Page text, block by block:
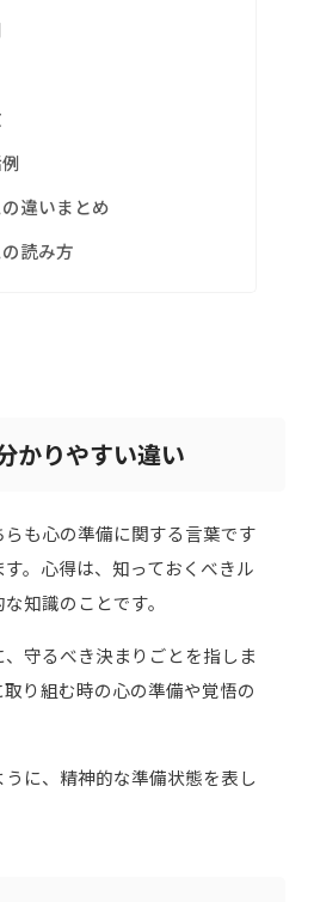
違いまとめ
読み方
かりやすい違い
も心の準備に関する言葉です
。心得は、知っておくべきル
知識のことです。
守るべき決まりごとを指しま
り組む時の心の準備や覚悟の
に、精神的な準備状態を表し